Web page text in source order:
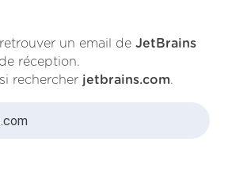
un email de JetBrains
réception.
rechercher jetbrains.com.